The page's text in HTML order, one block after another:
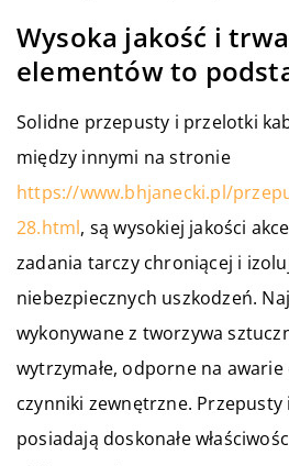
Wysoka jakość i
elementów to
Solidne przepusty i przelotki
między innymi na stronie
https://www.bhjanecki.pl/
28.html, są wysokiej jakości
zadania tarczy chroniącej i
niebezpiecznych uszkodzeń.
wykonywane z tworzywa
wytrzymałe, odporne na
czynniki zewnętrzne.
posiadają doskonałe